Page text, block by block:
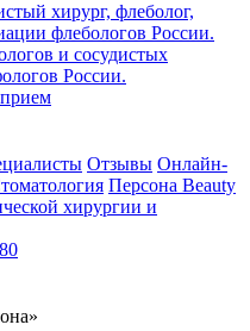
хирург, флеболог,
флебологов России.
и сосудистых
России.
Отзывы Онлайн-
Персона Beauty
хирургии и